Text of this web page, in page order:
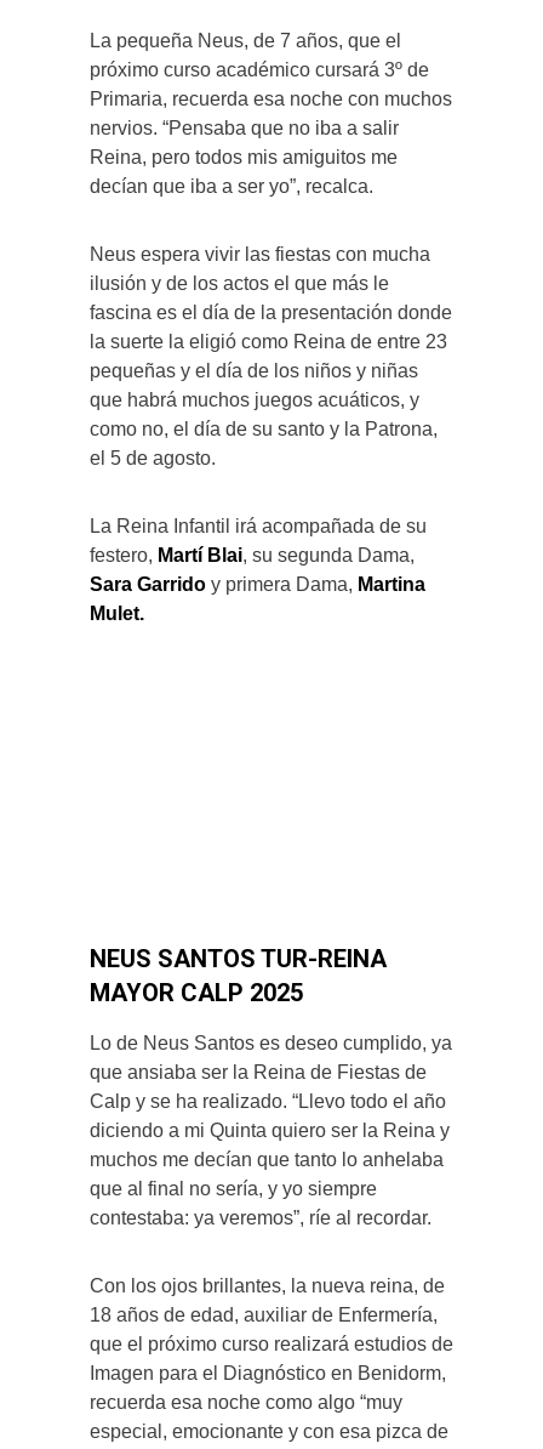
La pequeña Neus, de 7 años, que el
próximo curso académico cursará 3º de
Primaria, recuerda esa noche con muchos
nervios. “Pensaba que no iba a salir
Reina, pero todos mis amiguitos me
decían que iba a ser yo”, recalca.
Neus espera vivir las fiestas con mucha
ilusión y de los actos el que más le
fascina es el día de la presentación donde
la suerte la eligió como Reina de entre 23
pequeñas y el día de los niños y niñas
que habrá muchos juegos acuáticos, y
como no, el día de su santo y la Patrona,
el 5 de agosto.
La Reina Infantil irá acompañada de su
festero, Martí Blai, su segunda Dama,
Sara Garrido y primera Dama, Martina
Mulet.
NEUS SANTOS TUR-REINA
MAYOR CALP 2025
Lo de Neus Santos es deseo cumplido, ya
que ansiaba ser la Reina de Fiestas de
Calp y se ha realizado. “Llevo todo el año
diciendo a mi Quinta quiero ser la Reina y
muchos me decían que tanto lo anhelaba
que al final no sería, y yo siempre
contestaba: ya veremos”, ríe al recordar.
Con los ojos brillantes, la nueva reina, de
18 años de edad, auxiliar de Enfermería,
que el próximo curso realizará estudios de
Imagen para el Diagnóstico en Benidorm,
recuerda esa noche como algo “muy
especial, emocionante y con esa pizca de